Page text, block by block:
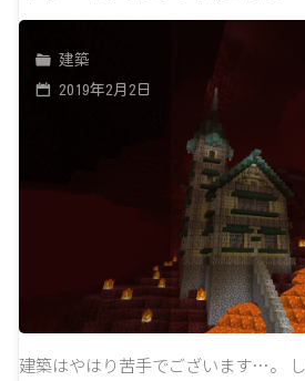
プ
ト
19w07a
で
建築
2019年2月2日
建築はやはり苦手でございます…。